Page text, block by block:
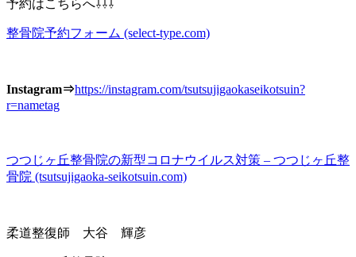
予約はこちらへ⇩⇩⇩
整骨院予約フォーム (select-type.com)
Instagram⇒https://instagram.com/tsutsujigaokaseikotsuin?
r=nametag
つつじヶ丘整骨院の新型コロナウイルス対策 – つつじヶ丘整
骨院 (tsutsujigaoka-seikotsuin.com)
柔道整復師 大谷 輝彦